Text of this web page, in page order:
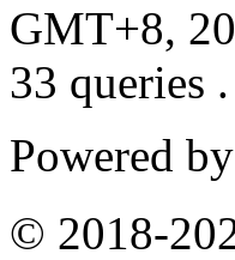
GMT+8,
33 queries .
Powered by
© 2018-